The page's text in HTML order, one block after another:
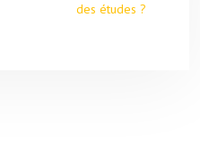
des études ?